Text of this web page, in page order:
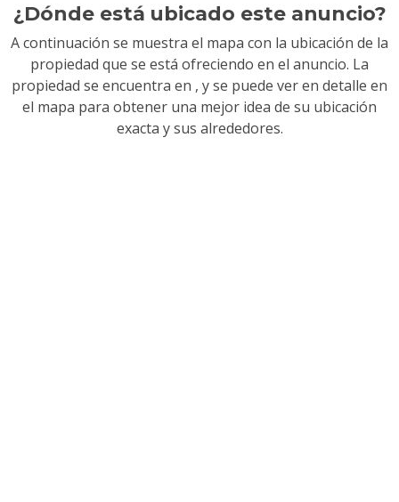
¿Dónde está ubicado este anuncio?
A continuación se muestra el mapa con la ubicación de la
propiedad que se está ofreciendo en el anuncio. La
propiedad se encuentra en , y se puede ver en detalle en
el mapa para obtener una mejor idea de su ubicación
exacta y sus alrededores.